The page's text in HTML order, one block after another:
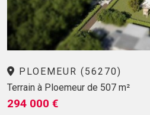
PLOEMEUR (56270)
Terrain à Ploemeur de 507 m²
294 000 €